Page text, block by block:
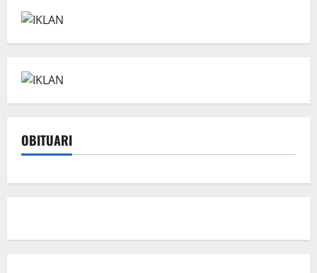
OBITUARI